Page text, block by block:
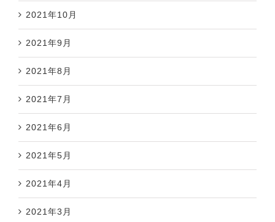
2021年10月
2021年9月
2021年8月
2021年7月
2021年6月
2021年5月
2021年4月
2021年3月